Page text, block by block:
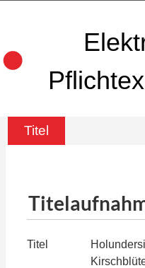
Titel
Titel